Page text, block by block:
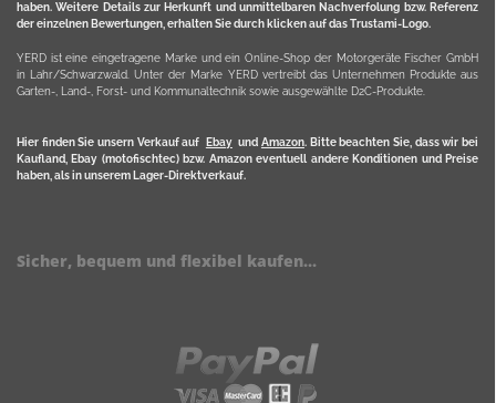
haben. Weitere Details zur Herkunft und unmittelbaren Nachverfolung bzw. Referenz
der einzelnen Bewertungen, erhalten Sie durch klicken auf das Trustami-Logo.
YERD ist eine eingetragene Marke und ein Online-Shop der Motorgeräte Fischer GmbH
in Lahr/Schwarzwald. Unter der Marke YERD vertreibt das Unternehmen Produkte aus
Garten-, Land-, Forst- und Kommunaltechnik sowie ausgewählte D2C-Produkte.
Hier finden Sie unsern Verkauf auf Ebayund Amazon. Bitte beachten Sie, dass wir bei
Kaufland, Ebay (motofischtec) bzw. Amazon eventuell andere Konditionen und Preise
haben, als in unserem Lager-Direktverkauf.
Sicher, bequem und flexibel kaufen...